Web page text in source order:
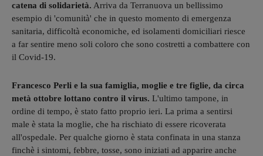
catena di solidarietà. Arriva da Terranuova un bellissimo
esempio di 'comunità' che in questo momento di emergenza
sanitaria, difficoltà economiche, ed isolamenti domiciliari riesce
a far sentire meno soli coloro che sono costretti a combattere con
il Covid-19.
Francesco Perli e la sua famiglia, moglie e tre figlie, da circa
metà ottobre lottano contro il virus. L'ultimo tampone, in
ordine di tempo, è stato fatto proprio ieri. La prima a sentirsi
male è stata la moglie, che ha rischiato di essere ricoverata
all'ospedale. Per qualche giorno è stata confinata in una stanza
finchè i sintomi, febbre, tosse, sono iniziati ad apparire anche